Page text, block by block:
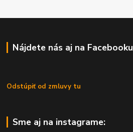
Nájdete nás aj na Facebooku
Odstúpiť od zmluvy tu
Sme aj na instagrame: